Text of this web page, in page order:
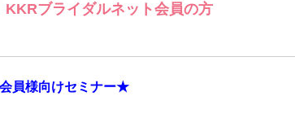
KKRブライダルネット会員の方
員様向けセミナー★